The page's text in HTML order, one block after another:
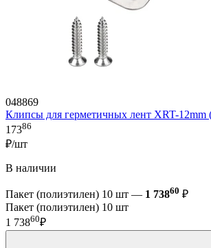
048869
Клипсы для герметичных лент XRT-12mm
17386
₽/шт
В наличии
Пакет (полиэтилен) 10 шт — 1 73860 ₽
Пакет (полиэтилен) 10 шт
1 73860₽